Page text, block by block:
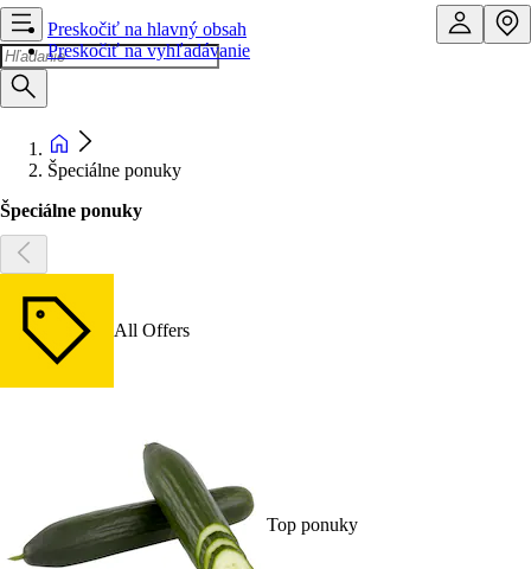
Preskočiť na hlavný obsah
Preskočiť na vyhľadávanie
Špeciálne ponuky
Špeciálne ponuky
All Offers
Top ponuky